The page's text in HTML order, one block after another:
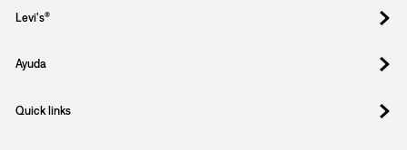
Levi's®
Ayuda
Quick links